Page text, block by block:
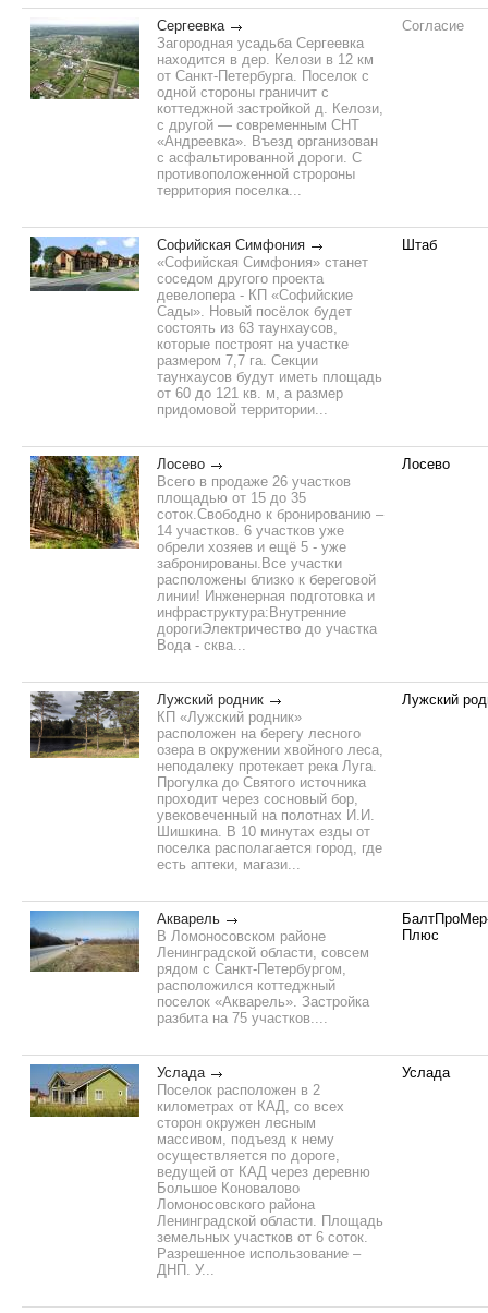
Сергеевка
Загородная усадьба Сергеевка
находится в дер. Келози в 12 км
от Санкт-Петербурга. Поселок с
одной стороны граничит с
коттеджной застройкой д. Келози,
с другой — современным СНТ
«Андреевка». Въезд организован
с асфальтированной дороги. С
противоположенной стророны
территория поселка...
Согласие
Софийская Симфония
«Софийская Симфония» станет
соседом другого проекта
девелопера - КП «Софийские
Сады». Новый посёлок будет
состоять из 63 таунхаусов,
которые построят на участке
размером 7,7 га. Секции
таунхаусов будут иметь площадь
от 60 до 121 кв. м, а размер
придомовой территории...
Штаб
Лосево
Всего в продаже 26 участков
площадью от 15 до 35
соток.Свободно к бронированию –
14 участков. 6 участков уже
обрели хозяев и ещё 5 - уже
забронированы.Все участки
расположены близко к береговой
линии! Инженерная подготовка и
инфраструктура:Внутренние
дорогиЭлектричество до участка
Вода - сква...
Лосево
Лужский родник
КП «Лужский родник»
расположен на берегу лесного
озера в окружении хвойного леса,
неподалеку протекает река Луга.
Прогулка до Святого источника
проходит через сосновый бор,
увековеченный на полотнах И.И.
Шишкина. В 10 минутах езды от
поселка располагается город, где
есть аптеки, магази...
Лужский
Акварель
В Ломоносовском районе
Ленинградской области, совсем
рядом с Санкт-Петербургом,
расположился коттеджный
поселок «Акварель». Застройка
разбита на 75 участков....
Плюс
Услада
Поселок расположен в 2
километрах от КАД, со всех
сторон окружен лесным
массивом, подъезд к нему
осуществляется по дороге,
ведущей от КАД через деревню
Большое Коновалово
Ломоносовского района
Ленинградской области. Площадь
земельных участков от 6 соток.
Разрешенное использование –
ДНП. У...
Услада